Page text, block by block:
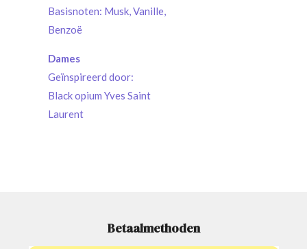
Basisnoten: Musk, Vanille,
Benzoë
Dames
Geïnspireerd door:
Black opium Yves Saint
Laurent
Betaalmethoden